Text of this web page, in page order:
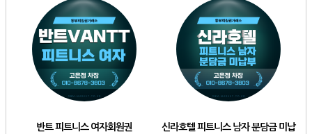
반트 피트니스 여자회원권 신라호텔 피트니스 남자 분담금 미납